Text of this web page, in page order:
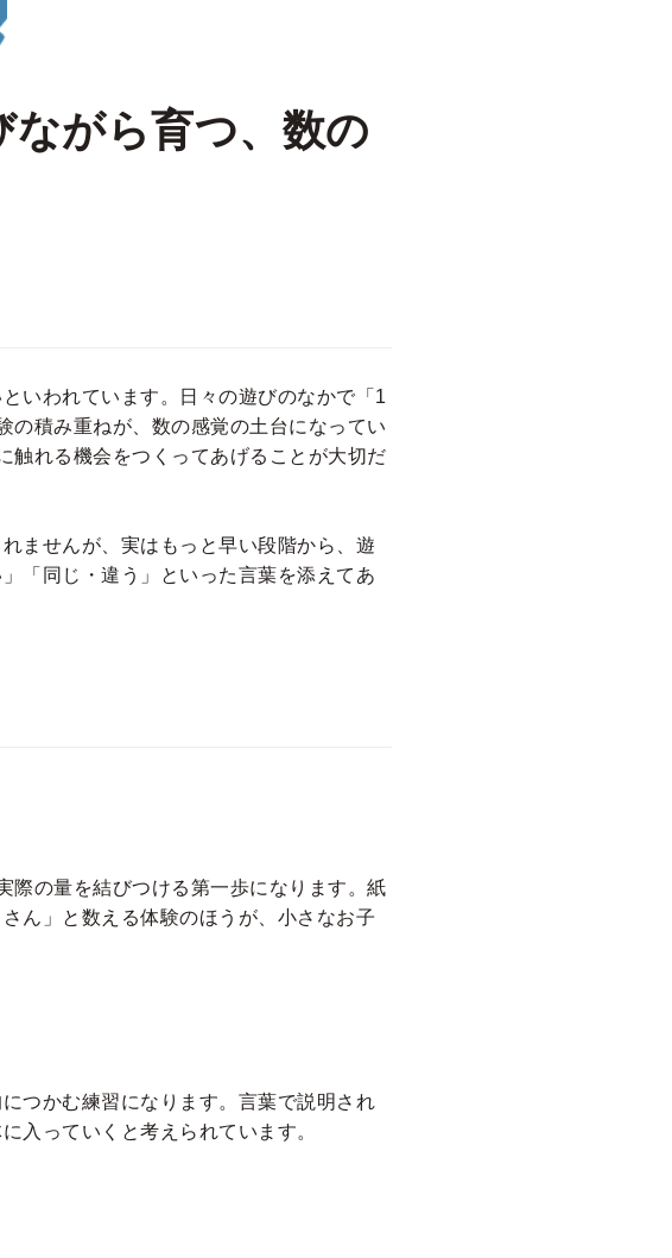
がら育つ、数の
いわれています。日々の遊びのなかで「1
の積み重ねが、数の感覚の土台になってい
触れる機会をつくってあげることが大切だ
ませんが、実はもっと早い段階から、遊
「同じ・違う」といった言葉を添えてあ
際の量を結びつける第一歩になります。紙
ん」と数える体験のほうが、小さなお子
つかむ練習になります。言葉で説明され
入っていくと考えられています。